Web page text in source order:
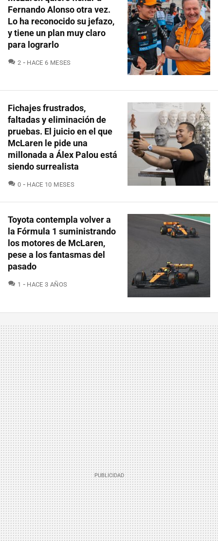
Fernando Alonso otra vez.
Lo ha reconocido su jefazo,
y tiene un plan muy claro
para lograrlo
2 COMENTARIOS
HACE 6 MESES
Fichajes frustrados,
faltadas y eliminación de
pruebas. El juicio en el que
McLaren le pide una
millonada a Álex Palou está
siendo surrealista
0 COMENTARIOS
HACE 10 MESES
Toyota contempla volver a
la Fórmula 1 suministrando
los motores de McLaren,
pese a los fantasmas del
pasado
1 COMENTARIOS
HACE 3 AÑOS